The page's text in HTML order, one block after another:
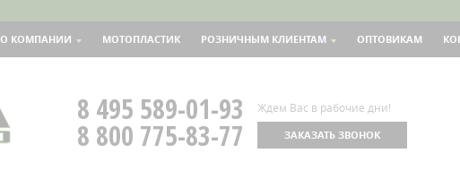
О КОМПАНИИ МОТОПЛАСТИК РОЗНИЧНЫМ КЛИЕНТАМ ОПТОВИКАМ
8 495 589-01-93
8 800 775-83-77
Ждем Вас в рабочие дни!
ЗАКАЗАТЬ ЗВОНОК